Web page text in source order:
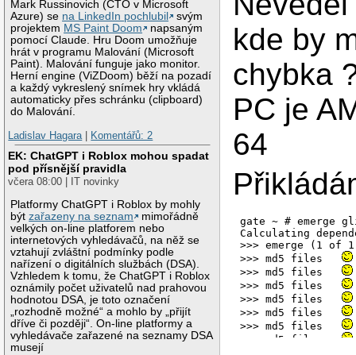
Mark Russinovich (CTO v Microsoft
Azure) se na LinkedIn pochlubil
svým
projektem MS Paint Doom
napsaným
pomocí Claude. Hru Doom umožňuje
hrát v programu Malování (Microsoft
Paint). Malování funguje jako monitor.
Herní engine (ViZDoom) běží na pozadí
a každý vykreslený snímek hry vkládá
automaticky přes schránku (clipboard)
do Malování.
Ladislav Hagara
Komentářů: 2
EK: ChatGPT i Roblox mohou spadat
pod přísnější pravidla
včera 08:00 | IT novinky
Platformy ChatGPT i Roblox by mohly
býtzařazeny na seznam
mimořádně
velkých on-line platforem nebo
internetových vyhledávačů, na něž se
vztahují zvláštní podmínky podle
nařízení o digitálních službách (DSA).
Vzhledem k tomu, že ChatGPT i Roblox
oznámily počet uživatelů nad prahovou
hodnotou DSA, je toto označení
„rozhodně možné“ a mohlo by „přijít
dříve či později“. On-line platformy a
vyhledávače zařazené na seznamy DSA
musejí
kde by
chybka
PC je
64
gate ~ # emerge
Calculating
>>> emerge (1
>>> md5 files
>>> md5 files
>>> md5 files
>>> md5 files
>>> md5 files
>>> md5 files
>>> md5 files